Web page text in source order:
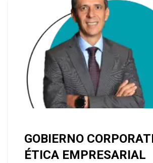
GOBIERNO
ÉTICA EMPRESARIAL